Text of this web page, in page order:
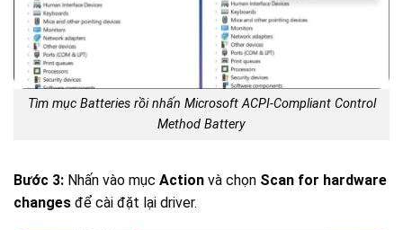
Tìm mục Batteries rồi nhấn Microsoft ACPI-Compliant Control
Method Battery
Bước 3: Nhấn vào mục Action và chọn Scan for hardware
changes để cài đặt lại driver.